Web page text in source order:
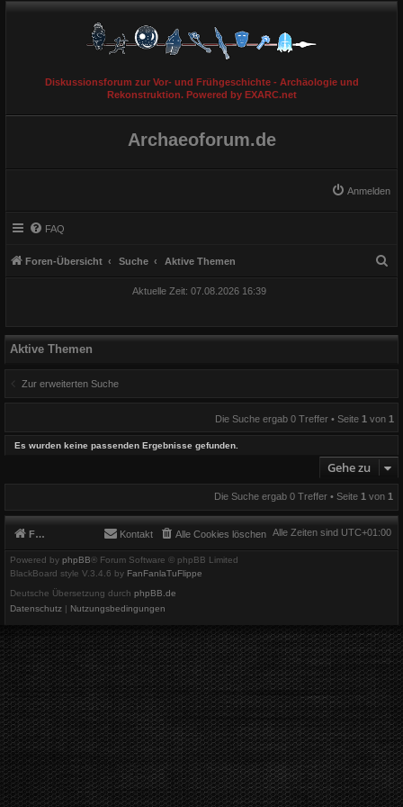
Diskussionsforum zur Vor- und Frühgeschichte - Archäologie und
Rekonstruktion. Powered by EXARC.net
Archaeoforum.de
Anmelden
FAQ
Foren-Übersicht Suche Aktive Themen
Aktuelle Zeit: 07.08.2026 16:39
Aktive Themen
Zur erweiterten Suche
Die Suche ergab 0 Treffer • Seite 1 von 1
Es wurden keine passenden Ergebnisse gefunden.
Gehe zu
Die Suche ergab 0 Treffer • Seite 1 von 1
Foren-Übersicht Alle Zeiten sind UTC+01:00
Alle Cookies löschen
Kontakt
Powered by phpBB® Forum Software © phpBB Limited
BlackBoard style V.3.4.6 by FanFanlaTuFlippe
Deutsche Übersetzung durch phpBB.de
Datenschutz
Nutzungsbedingungen